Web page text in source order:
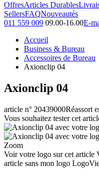
OffresArticles Durables
SellersFAQNouveautés
011 559 009 09.00-16.00E-
Accueil
Business & Bureau
Accessoires de Bureau
Axionclip 04
Axionclip 04
article n° 20439000Réassort
Vous souhaitez tester cet
Zoom
Voir votre logo sur cet article
article sans mon logo